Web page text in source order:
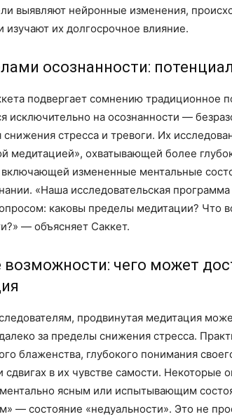
выявляют нейронные изменения,
изучают их долгосрочное влияние.
осознанности:
подвергает сомнению традиционное
исключительно на осознанности —
стресса и тревоги. Их
медитацией», охватывающей более
включающей измененные ментальные
«Наша исследовательская
каковы пределы медитации? Что
— объясняет Саккет.
возможности: чего может
продвинутая медитация
за пределы снижения стресса.
блаженства, глубокого понимания
сдвигах в их чувстве самости. Некоторые
ясным или испытывающим
— состояние «недуальности». Это не